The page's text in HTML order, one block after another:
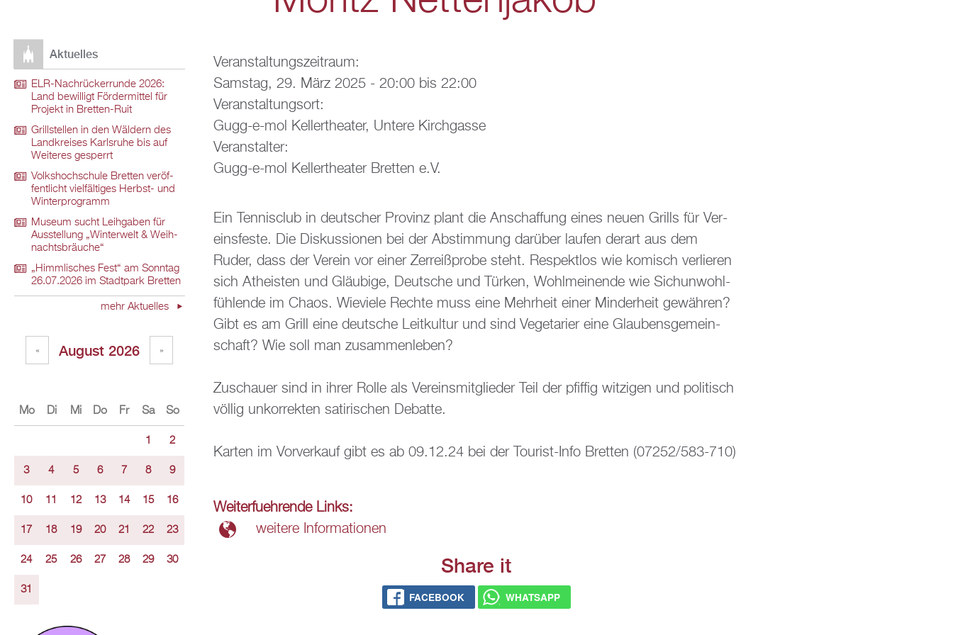
Ver­an­stal­tungs­zeit­raum:
Sams­tag, 29. März 2025 - 20:00bis 22:00
Ver­an­stal­tungs­ort:
Gugg-e-mol Kel­ler­thea­ter, Un­te­re Kirch­gas­se
Ver­an­stal­ter:
Gugg-e-mol Kel­ler­thea­ter Brett­en e.V.
Ein Ten­nis­club in deut­scher Pro­vinz plant die An­schaf­fung eines neuen Grills für Ver­
eins­fes­te. Die Dis­kus­sio­nen bei der Ab­stim­mung dar­über lau­fen der­art aus dem
Ruder, dass der Ver­ein vor einer Zer­rei­ß­pro­be steht. Re­spekt­los wie ko­misch ver­lie­ren
sich Athe­is­ten und Gläu­bi­ge, Deut­sche und Tür­ken, Wohl­mei­nen­de wie Si­ch­un­wohl­
füh­len­de im Chaos. Wie­vie­le Rech­te muss eine Mehr­heit einer Min­der­heit ge­wäh­ren?
Gibt es am Grill eine deut­sche Leit­kul­tur und sind Ve­ge­ta­ri­er eine Glau­bens­ge­mein­
schaft? Wie soll man zu­sam­men­le­ben?
Zu­schau­er sind in ihrer Rolle als Ver­eins­mit­glie­der Teil der pfif­fig wit­zi­gen und po­li­tisch
völ­lig un­kor­rek­ten sa­ti­ri­schen De­bat­te.
Kar­ten im Vor­ver­kauf gibt es ab 09.12.24 bei der Tou­rist-Info Brett­en (07252/583-710)
Wei­ter­fueh­ren­de Links:
wei­te­re In­for­ma­tio­nen
Share it
FACE­BOOK WHATS­APP
Ak­tu­el­les
ELR-Nach­rü­ck­er­run­de 2026:
Land be­wil­ligt För­der­mit­tel für
Pro­jekt in Brett­en-Ruit
Grill­stel­len in den Wäl­dern des
Land­krei­ses Karls­ru­he bis auf
Wei­te­res ge­sperrt
Volks­hoch­schu­le Brett­en ver­öf­
fent­licht viel­fäl­ti­ges Herbst- und
Win­ter­pro­gramm
Mu­se­um sucht Leih­ga­ben für
Aus­stel­lung „Win­ter­welt & Weih­
nachts­bräu­che“
„Himm­li­sches Fest“ am Sonn­tag
26.07.2026 im Stadt­park Brett­en
mehr Ak­tu­el­les
Au­gust 2026
« »
Mo Di Mi Do Fr Sa So
1 2
3 4 5 6 7 8 9
10 11 12 13 14 15 16
17 18 19 20 21 22 23
24 25 26 27 28 29 30
31